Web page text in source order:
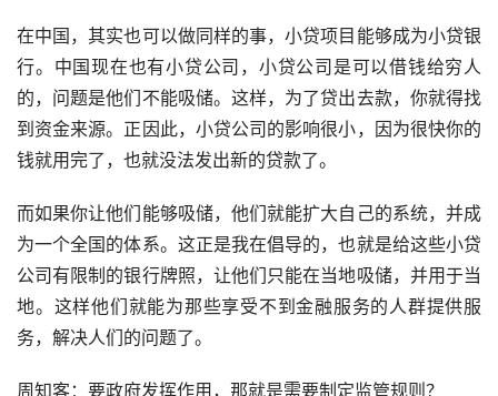
在中国，其实也可以做同样的事，小贷项目能够成为小贷银
行。中国现在也有小贷公司，小贷公司是可以借钱给穷人
的，问题是他们不能吸储。这样，为了贷出去款，你就得找
到资金来源。正因此，小贷公司的影响很小，因为很快你的
钱就用完了，也就没法发出新的贷款了。
而如果你让他们能够吸储，他们就能扩大自己的系统，并成
为一个全国的体系。这正是我在倡导的，也就是给这些小贷
公司有限制的银行牌照，让他们只能在当地吸储，并用于当
地。这样他们就能为那些享受不到金融服务的人群提供服
务，解决人们的问题了。
周知客：要政府发挥作用，那就是需要制定监管规则？